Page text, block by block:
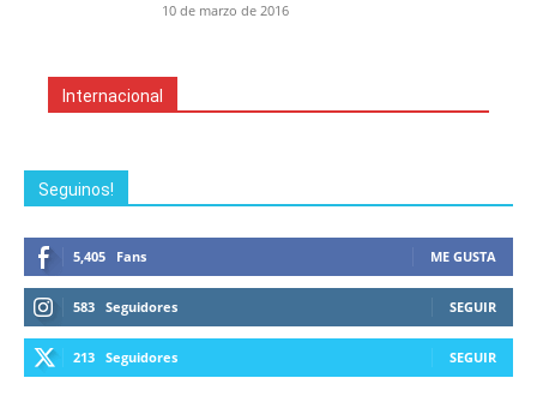
10 de marzo de 2016
Internacional
Seguinos!
5,405 Fans ME GUSTA
583 Seguidores SEGUIR
213 Seguidores SEGUIR